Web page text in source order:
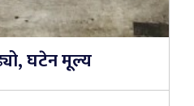
घटेन मूल्य